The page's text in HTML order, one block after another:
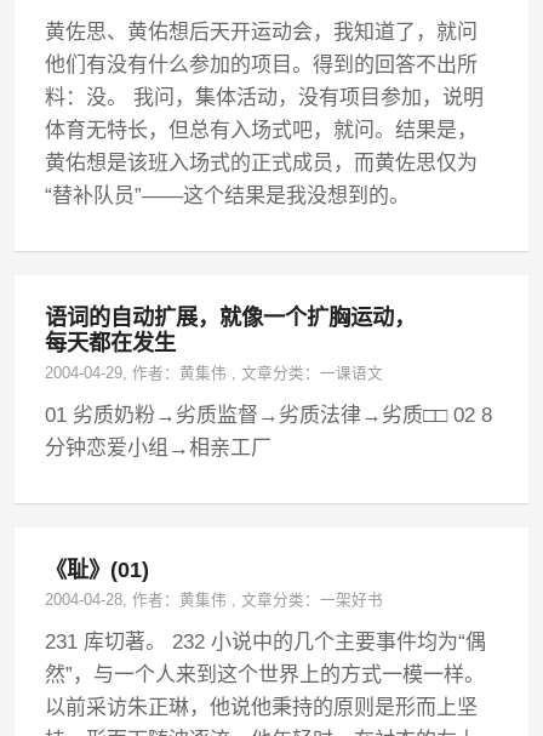
黄佐思、黄佑想后天开运动会，我知道了，就问
他们有没有什么参加的项目。得到的回答不出所
料：没。 我问，集体活动，没有项目参加，说明
体育无特长，但总有入场式吧，就问。结果是，
黄佑想是该班入场式的正式成员，而黄佐思仅为
“替补队员”——这个结果是我没想到的。
语词的自动扩展，就像一个扩胸运动，
每天都在发生
2004-04-29, 作者：黄集伟 ,文章分类：一课语文
01 劣质奶粉→劣质监督→劣质法律→劣质□□ 02 8
分钟恋爱小组→相亲工厂
《耻》(01)
2004-04-28, 作者：黄集伟 ,文章分类：一架好书
231 库切著。 232 小说中的几个主要事件均为“偶
然”，与一个人来到这个世界上的方式一模一样。
以前采访朱正琳，他说他秉持的原则是形而上坚